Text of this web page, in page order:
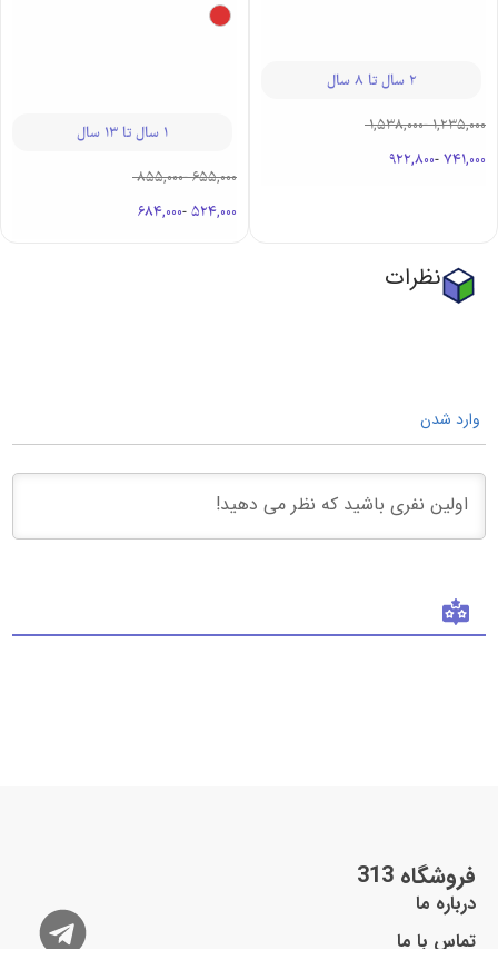
2 سال تا 8 سال
1,235,000
-
1,538,000
741,000
-
922,800
1 سال تا 13 سال
655,000
-
855,000
524,000
-
684,000
نظرات
وارد شدن
فروشگاه 313
درباره ما
تماس با ما